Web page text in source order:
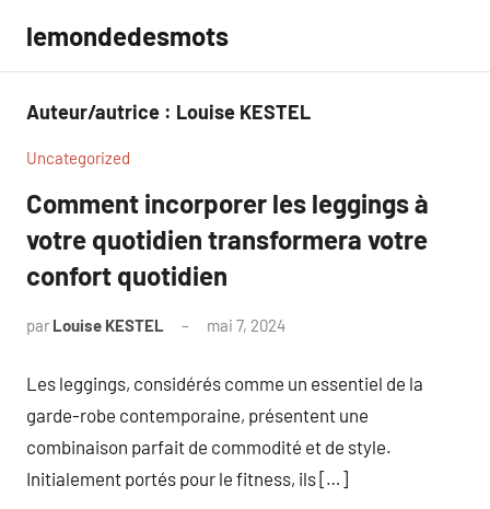
contenu
lemondedesmots
Auteur/autrice : Louise KESTEL
Uncategorized
Comment incorporer les leggings à
votre quotidien transformera votre
confort quotidien
par Louise KESTEL mai 7, 2024
Les leggings, considérés comme un essentiel de la
garde-robe contemporaine, présentent une
combinaison parfait de commodité et de style.
Initialement portés pour le fitness, ils […]